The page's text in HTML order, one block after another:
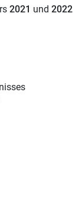
2021 und 2022